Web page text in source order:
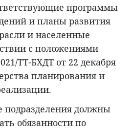
программы
и планы развития
и населенные
с положениями
ТТ-БХДТ от 22 декабря
планирования и
должны
обязанности по